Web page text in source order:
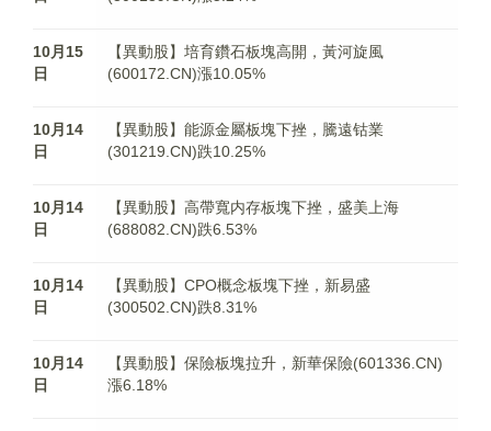
10月15
日
【異動股】培育鑽石板塊高開，黃河旋風
(600172.CN)漲10.05%
10月14
日
【異動股】能源金屬板塊下挫，騰遠钴業
(301219.CN)跌10.25%
10月14
日
【異動股】高帶寬内存板塊下挫，盛美上海
(688082.CN)跌6.53%
10月14
日
【異動股】CPO概念板塊下挫，新易盛
(300502.CN)跌8.31%
10月14
日
【異動股】保險板塊拉升，新華保險(601336.CN)
漲6.18%